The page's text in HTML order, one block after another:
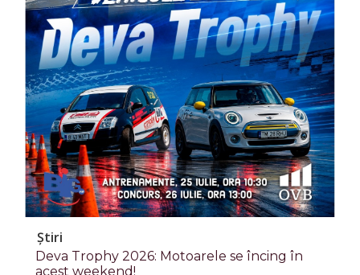
Știri
Deva Trophy 2026: Motoarele se încing în
acest weekend!